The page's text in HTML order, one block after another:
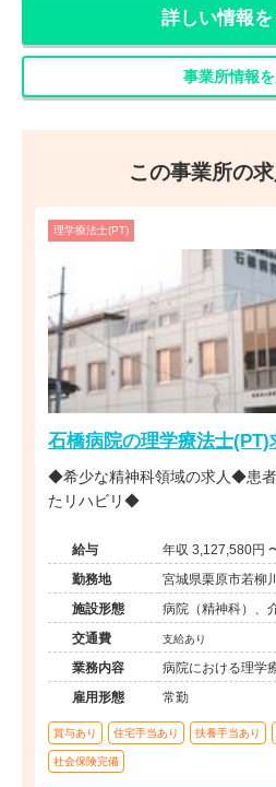
詳しい情報を
事業所情報
この事業所の
理学療法士(PT)
石橋病院の理学療法士(PT)
◆希少な精神科領域の求人◆患
たリハビリ◆
給与
勤務地
宮城県栗原市若柳
施設形態
病院（精神科）、
人保健施設）
交通費 支給あり
業務内容
病院における理学
雇用形態
常勤
賞与あり 住宅手当あり 扶養手当あり
社会保険完備